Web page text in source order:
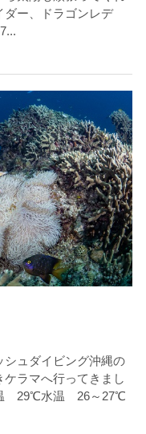
ダー、ドラゴンレデ
ュダイビング沖縄の
ラマへ行ってきまし
温 29℃水温 26～27℃